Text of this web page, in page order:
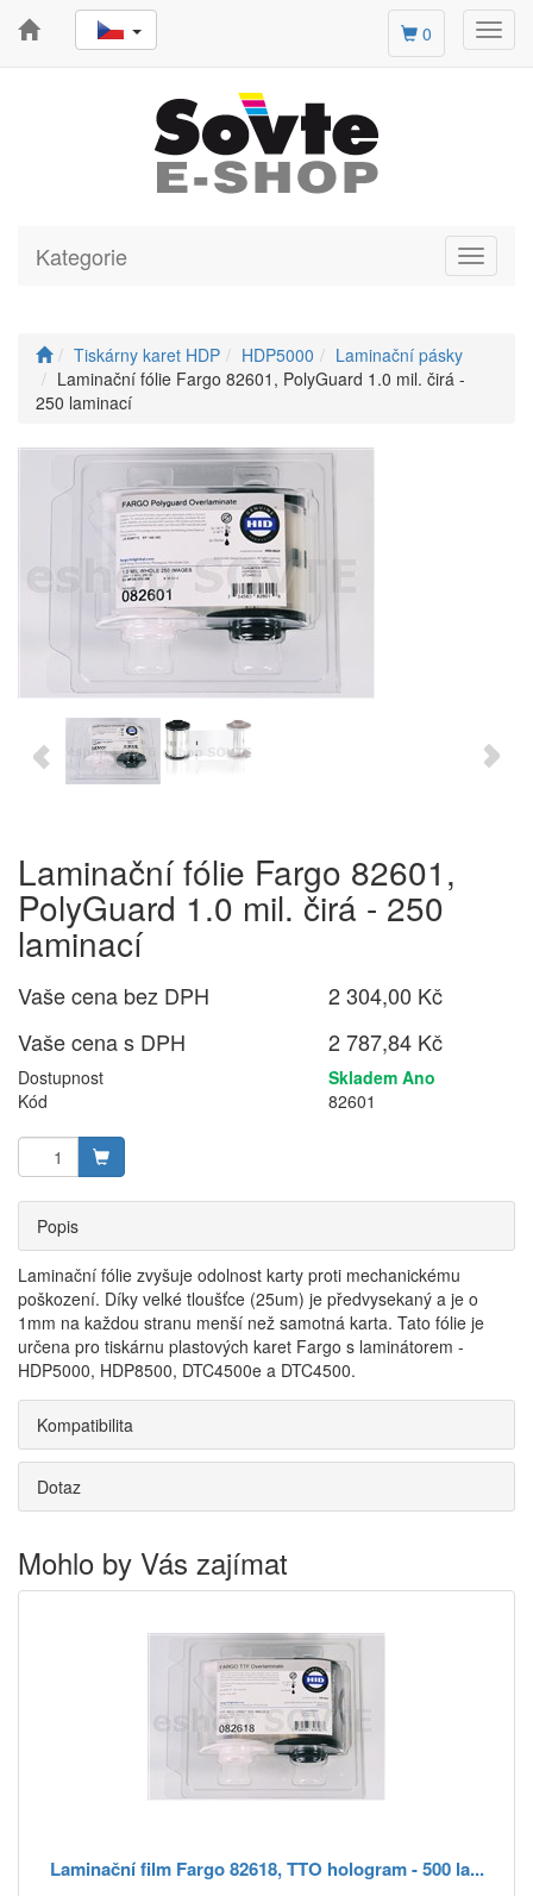
0
Toggle
Kategorie
Tiskárny karet HDP HDP5000
Laminační pásky
Laminační fólie Fargo 82601, PolyGuard 1.0 mil. čirá -
250 laminací
Laminační fólie Fargo 82601,
PolyGuard 1.0 mil. čirá - 250
laminací
Vaše cena bez DPH
2 304,00 Kč
Vaše cena s DPH
2 787,84 Kč
Dostupnost
Skladem Ano
Kód
82601
Popis
Laminační fólie zvyšuje odolnost karty proti mechanickému
poškození. Díky velké tloušťce (25um) je předvysekaný a je o
1mm na každou stranu menší než samotná karta. Tato fólie je
určena pro tiskárnu plastových karet Fargo s laminátorem -
HDP5000, HDP8500, DTC4500e a DTC4500.
Kompatibilita
Dotaz
Mohlo by Vás zajímat
Laminační film Fargo 82618, TTO hologram - 500 la...